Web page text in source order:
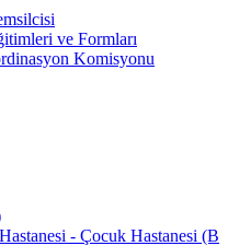
ve Formları
Komisyonu
- Çocuk Hastanesi (B